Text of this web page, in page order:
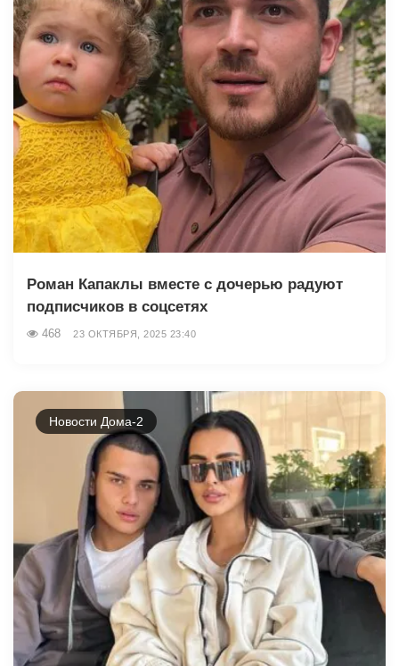
Роман Капаклы вместе с дочерью радуют
подписчиков в соцсетях
468 23 ОКТЯБРЯ, 2025 23:40
Новости Дома-2